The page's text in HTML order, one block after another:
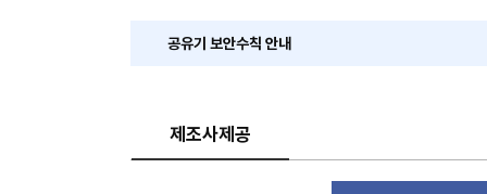
공유기 보안수칙 안내
제조사제공